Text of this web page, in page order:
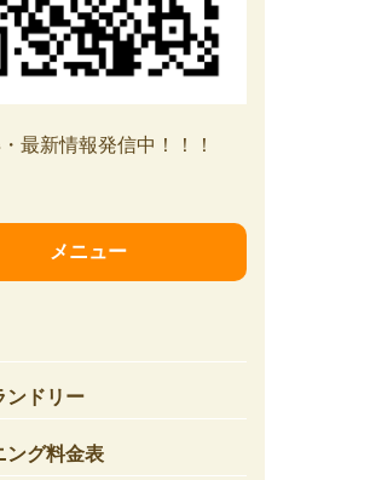
最新情報発信中！！！
メニュー
ンドリー
ング料金表